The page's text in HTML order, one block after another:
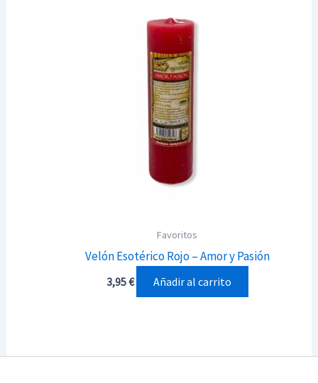
Favoritos
Velón Esotérico Rojo – Amor y Pasión
3,95€ Añadir al carrito